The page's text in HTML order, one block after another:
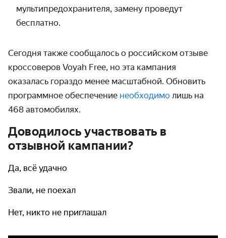
мультипредохранителя, замену проведут
бесплатно.
Сегодня также сообщалось о российском отзыве
кроссоверов Voyah Free, но эта кампания
оказалась гораздо менее масштабной. Обновить
программное обеспечение необходимо лишь на
468 автомобилях.
Доводилось участвовать в
отзывной кампании?
Да, всё удачно
Звали, не поехал
Нет, никто не приглашал